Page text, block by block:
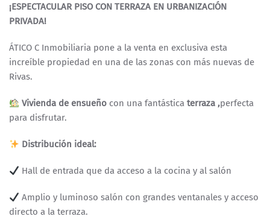
¡ESPECTACULAR PISO CON TERRAZA EN URBANIZACIÓN
PRIVADA!
ÁTICO C Inmobiliaria pone a la venta en exclusiva esta
increíble propiedad en una de las zonas con más nuevas de
Rivas.
Vivienda de ensueño con una fantástica terraza ,perfecta
para disfrutar.
Distribución ideal:
Hall de entrada que da acceso a la cocina y al salón
Amplio y luminoso salón con grandes ventanales y acceso
directo a la terraza.